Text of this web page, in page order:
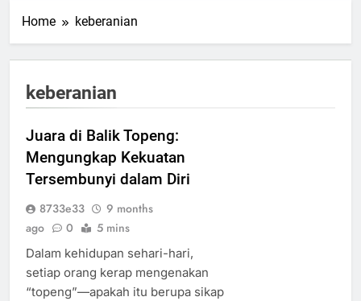
Home keberanian
keberanian
Juara di Balik Topeng:
Mengungkap Kekuatan
Tersembunyi dalam Diri
8733e33
9 months
ago
0 5 mins
Dalam kehidupan sehari-hari,
setiap orang kerap mengenakan
“topeng”—apakah itu berupa sikap